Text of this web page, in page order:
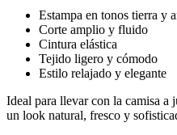
Estampa en tonos tierra y
Corte amplio y fluido
Cintura elástica
Tejido ligero y cómodo
Estilo relajado y elegante
Ideal para llevar con la camisa a
un look natural, fresco y